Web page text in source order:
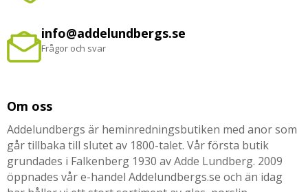
info@addelundbergs.se
Frågor och svar
Om oss
Addelundbergs är heminredningsbutiken med anor som
går tillbaka till slutet av 1800-talet. Vår första butik
grundades i Falkenberg 1930 av Adde Lundberg. 2009
öppnades vår e-handel Addelundbergs.se och än idag